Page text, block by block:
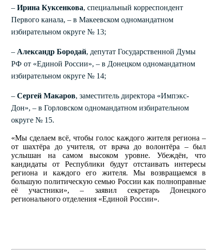
– Ирина Куксенкова, специальный корреспондент
Первого канала, – в Макеевском одномандатном
избирательном округе № 13;
– Александр Бородай, депутат Государственной Думы
РФ от «Единой России», – в Донецком одномандатном
избирательном округе № 14;
– Сергей Макаров, заместитель директора «Импэкс-
Дон», – в Горловском одномандатном избирательном
округе № 15.
«Мы сделаем всё, чтобы голос каждого жителя региона –
от шахтёра до учителя, от врача до волонтёра – был
услышан на самом высоком уровне. Убеждён, что
кандидаты от Республики будут отстаивать интересы
региона и каждого его жителя. Мы возвращаемся в
большую политическую семью России как полноправные
её участники», – заявил секретарь Донецкого
регионального отделения «Единой России».